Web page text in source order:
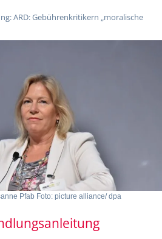
ARD: Gebührenkritikern „moralische
Pfab Foto: picture alliance/ dpa